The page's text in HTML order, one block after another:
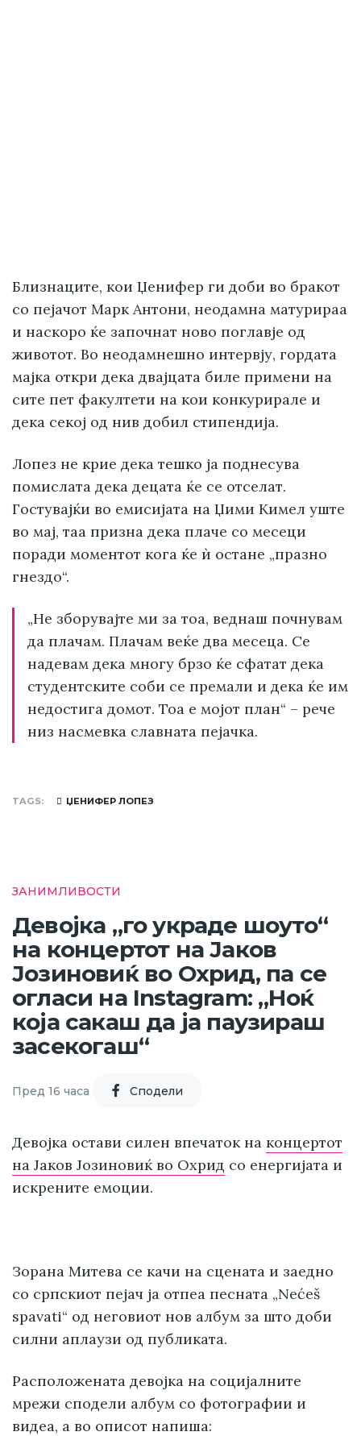
Близнаците, кои Џенифер ги доби во бракот
со пејачот Марк Антони, неодамна матурираа
и наскоро ќе започнат ново поглавје од
животот. Во неодамнешно интервју, гордата
мајка откри дека двајцата биле примени на
сите пет факултети на кои конкурирале и
дека секој од нив добил стипендија.
Лопез не крие дека тешко ја поднесува
помислата дека децата ќе се отселат.
Гостувајќи во емисијата на Џими Кимел уште
во мај, таа призна дека плаче со месеци
поради моментот кога ќе ѝ остане „празно
гнездо“.
„Не зборувајте ми за тоа, веднаш почнувам
да плачам. Плачам веќе два месеца. Се
надевам дека многу брзо ќе сфатат дека
студентските соби се премали и дека ќе им
недостига домот. Тоа е мојот план“ – рече
низ насмевка славната пејачка.
TAGS ЏЕНИФЕР ЛОПЕЗ
ЗАНИМЛИВОСТИ
Девојка „го украде шоуто“
на концертот на Јаков
Јозиновиќ во Охрид, па се
огласи на Instagram: „Ноќ
која сакаш да ја паузираш
засекогаш“
Пред 16 часа Cподели
Девојка остави силен впечаток на концертот
на Јаков Јозиновиќ во Охрид со енергијата и
искрените емоции.
Зорана Митева се качи на сцената и заедно
со српскиот пејач ја отпеа песната „Nećeš
spavati“ од неговиот нов албум за што доби
силни аплаузи од публиката.
Расположената девојка на социјалните
мрежи сподели албум со фотографии и
видеа, а во описот напиша: